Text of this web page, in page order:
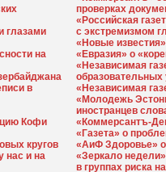
глазами
на
в
Кофи
кругов
нас и на
проверках
«Российская
с экстремизмом
«Новые
«Евразия» о
«Независимая
образовательных
«Независимая
«Молодежь
иностранцев
«Коммерсантъ-
«Газета» о
«АиФ Здоровье»
«Зеркало
в группах риска